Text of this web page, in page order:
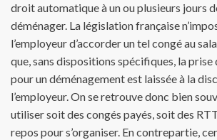
droit automatique à un ou plusieurs jours
déménager. La législation française
l’employeur d’accorder un tel congé au
que, sans dispositions spécifiques, la prise
pour un déménagement est laissée à la
l’employeur. On se retrouve donc bien
utiliser soit des congés payés, soit des
repos pour s’organiser. En contrepartie,